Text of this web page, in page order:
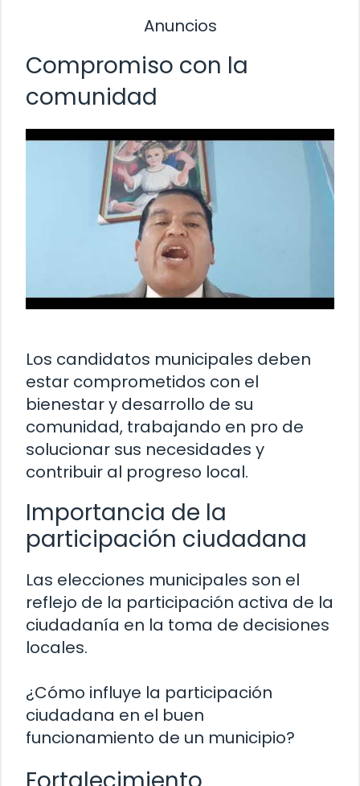
Anuncios
Compromiso con la
comunidad
Los candidatos municipales deben
estar comprometidos con el
bienestar y desarrollo de su
comunidad, trabajando en pro de
solucionar sus necesidades y
contribuir al progreso local.
Importancia de la
participación ciudadana
Las elecciones municipales son el
reflejo de la participación activa de la
ciudadanía en la toma de decisiones
locales.
¿Cómo influye la participación
ciudadana en el buen
funcionamiento de un municipio?